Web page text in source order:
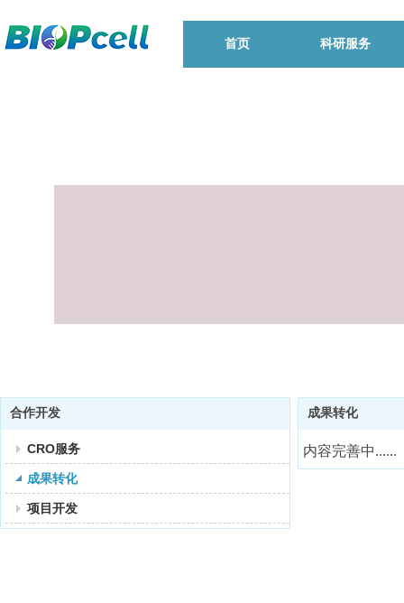
首页 科研服务
合作开发
CRO服务
成果转化
项目开发
成果转化
内容完善中......